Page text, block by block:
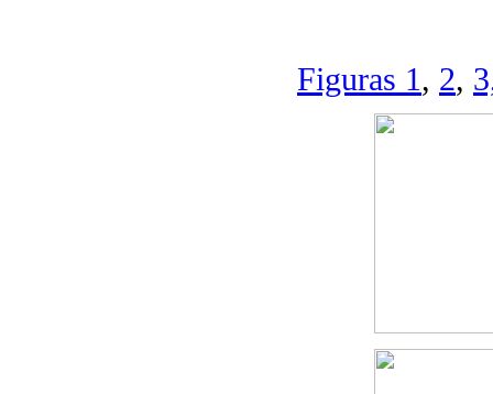
Figuras 1, 2,